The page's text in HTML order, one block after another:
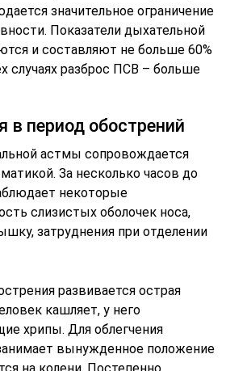
значительное ограничение
Показатели дыхательной
и составляют не больше 60%
случаях разброс ПСВ – больше
в период обострений
астмы сопровождается
За несколько часов до
некоторые
слизистых оболочек носа,
затруднения при отделении
развивается острая
кашляет, у него
хрипы. Для облегчения
вынужденное положение